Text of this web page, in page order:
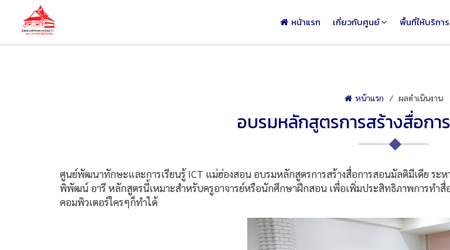
หน้าแรก เกี่ยวกับศูนย์ พื้นที่ให้บริการ
หน้าแรก ผลดำเนินงาน
อบรมหลักสูตรการสร้างสื่อกา
ศูนย์พัฒนาทักษะและการเรียนรู้ ICT แม่ฮ่องสอน อบรมหลักสูตรการสร้างสื่อการสอนมัลติมีเดีย ระห
พิพัฒน์ อารี หลักสูตรนี้เหมาะสำหรับครูอาจารย์หรือนักศึกษาฝึกสอน เพื่อเพิ่มประสิทธิภาพการทำ
คอมพิวเตอร์ใครๆก็ทำได้